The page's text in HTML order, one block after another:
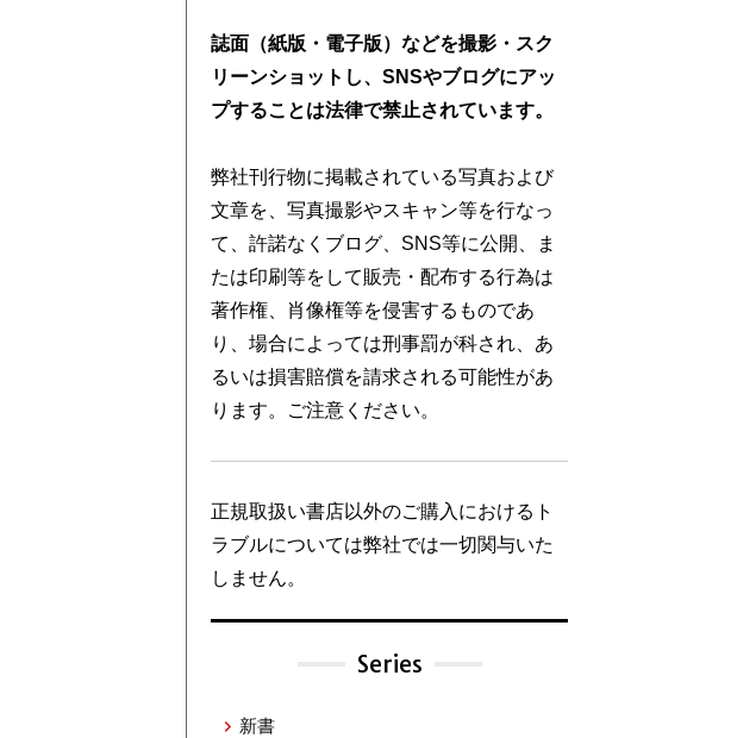
誌面（紙版・電子版）などを撮影・スク
リーンショットし、SNSやブログにアッ
プすることは法律で禁止されています。
弊社刊行物に掲載されている写真および
文章を、写真撮影やスキャン等を行なっ
て、許諾なくブログ、SNS等に公開、ま
たは印刷等をして販売・配布する行為は
著作権、肖像権等を侵害するものであ
り、場合によっては刑事罰が科され、あ
るいは損害賠償を請求される可能性があ
ります。ご注意ください。
正規取扱い書店以外のご購入におけるト
ラブルについては弊社では一切関与いた
しません。
Series
新書